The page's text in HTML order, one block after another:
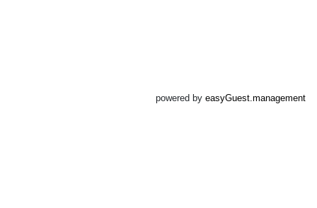
powered by easyGuest.management